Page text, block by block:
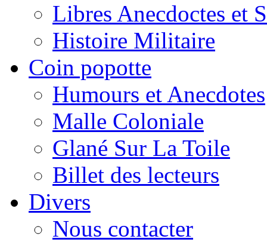
Libres Anecdoctes et
Histoire Militaire
Coin popotte
Humours et Anecdotes
Malle Coloniale
Glané Sur La Toile
Billet des lecteurs
Divers
Nous contacter